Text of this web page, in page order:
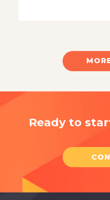
Ready to